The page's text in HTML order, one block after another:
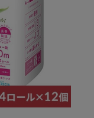
手続きへ